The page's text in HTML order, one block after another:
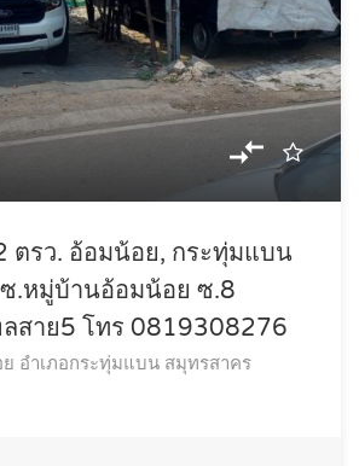
ตรว. อ้อมน้อย, กระทุ่มแบน
.หมู่บ้านอ้อมน้อย ซ.8
สาย5 โทร 0819308276
อำเภอกระทุ่มแบน สมุทรสาคร